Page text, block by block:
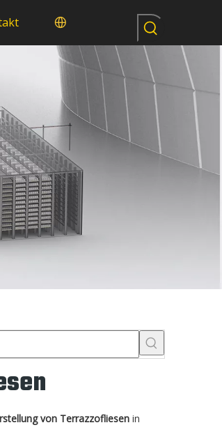
von Terrazzofliesen in